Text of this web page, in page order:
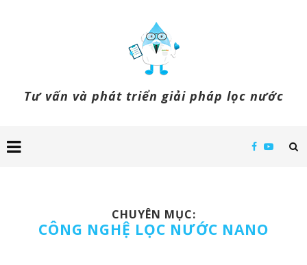
Tư vấn và phát triển giải pháp lọc nước
CHUYÊN MỤC:
CÔNG NGHỆ LỌC NƯỚC NANO